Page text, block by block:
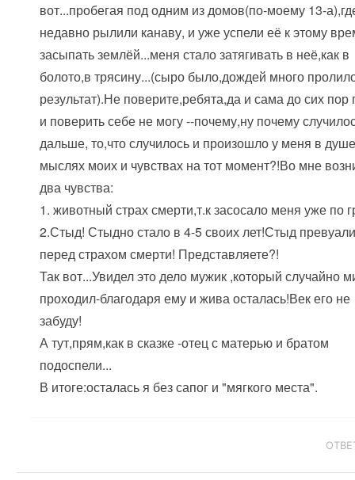
вот...пробегая под одним из домов(по-моему 13-
недавно рылили канаву, и уже успели её к этому
засыпать землёй...меня стало затягивать в неё,как в
болото,в трясину...(сыро было,дождей много
результат).Не поверите,ребята,да и сама до сих пор
и поверить себе не могу --почему,ну почему
дальше, то,что случилось и произошло у меня в
мыслях моих и чувствах на тот момент?!Во мне
два чувства:
1. животный страх смерти,т.к засосало меня уже по
2.Стыд! Стыдно стало в 4-5 своих лет!Стыд
перед страхом смерти! Представляете?!
Так вот...Увидел это дело мужик ,который случайно
проходил-благодаря ему и жива осталась!Век его не
забуду!
А тут,прям,как в сказке -отец с матерью и братом
подоспели...
В итоге:осталась я без сапог и "мягкого места".